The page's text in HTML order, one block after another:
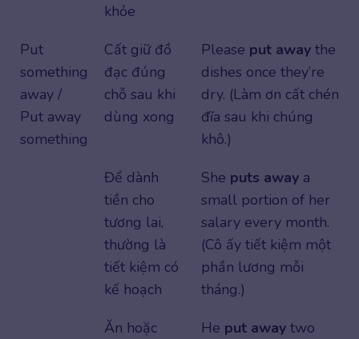
khỏe
Put
something
away /
Put away
something
Cất giữ đồ
đạc đúng
chỗ sau khi
dùng xong
Please put away the
dishes once they’re
dry. (Làm ơn cất chén
đĩa sau khi chúng
khô.)
Để dành
tiền cho
tương lai,
thường là
tiết kiệm có
kế hoạch
She puts away a
small portion of her
salary every month.
(Cô ấy tiết kiệm một
phần lương mỗi
tháng.)
Ăn hoặc
He put away two